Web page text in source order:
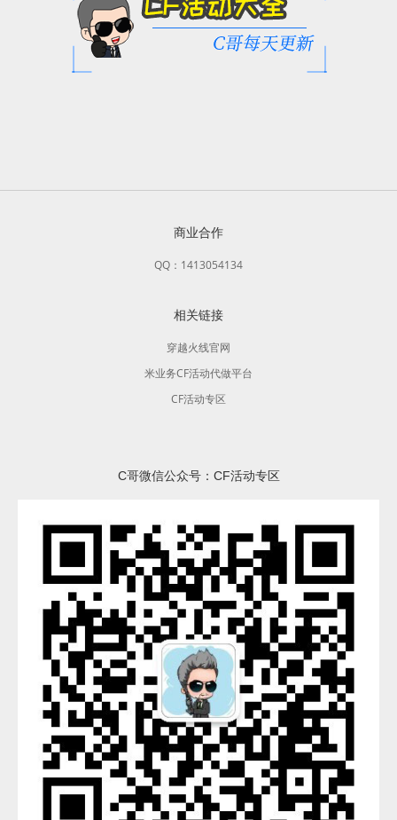
商业合作
QQ：1413054134
相关链接
穿越火线官网
米业务CF活动代做平台
CF活动专区
C哥微信公众号：CF活动专区